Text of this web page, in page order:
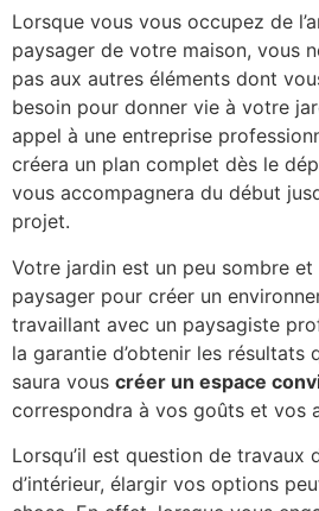
Lorsque vous vous occupez de
paysager de votre maison, vous
pas aux autres éléments dont
besoin pour donner vie à votre
appel à une entreprise
créera un plan complet dès le
vous accompagnera du début
projet.
Votre jardin est un peu sombre
paysager pour créer un
travaillant avec un paysagiste
la garantie d’obtenir les résultats
saura vous créer un espace
correspondra à vos goûts et vos
Lorsqu’il est question de travaux
d’intérieur, élargir vos options